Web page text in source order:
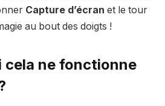
Capture d’écran et le tour
au bout des doigts !
cela ne fonctionne